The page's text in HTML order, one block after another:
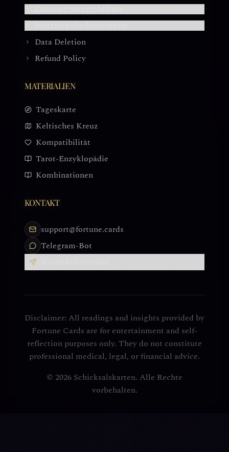
Data Deletion
Refund Policy
MATERIALIEN
Tageskarte
Keltisches Kreuz
Kompatibilität
Tarot-Enzyklopädie
Kombinationen
KONTAKT
support@fortune.cards
Telegram-Bot
Disclaimer: All readings and insights provided by
Fortune Cards are for entertainment and self-
reflection purposes only. They do not constitute
professional medical, legal, or financial advice.
© 2026 Schicksalskarten. Alle Rechte
vorbehalten.